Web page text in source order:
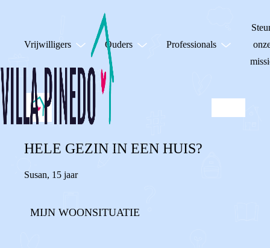
Vrijwilligers Ouders Professionals
HELE GEZIN IN EEN HUIS?
Susan, 15 jaar
MIJN WOONSITUATIE